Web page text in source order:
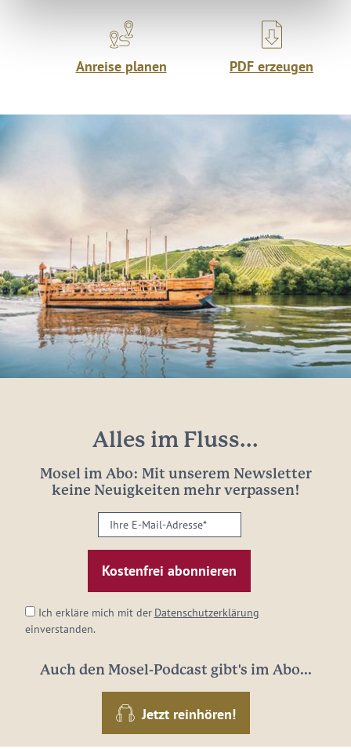
Anreise planen PDF erzeugen
Alles im Fluss...
Mosel im Abo: Mit unserem Newsletter
keine Neuigkeiten mehr verpassen!
Ihre
E-
Mail-
Adresse:
Ich erkläre mich mit der Datenschutzerklärung
einverstanden.
Auch den Mosel-Podcast gibt's im Abo...
Jetzt reinhören!